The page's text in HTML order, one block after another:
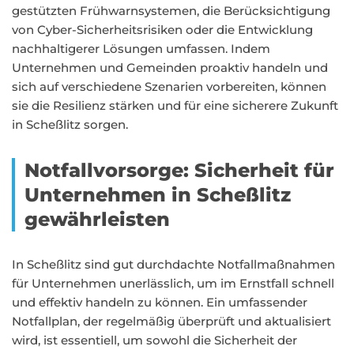
gestützten Frühwarnsystemen, die Berücksichtigung
von Cyber-Sicherheitsrisiken oder die Entwicklung
nachhaltigerer Lösungen umfassen. Indem
Unternehmen und Gemeinden proaktiv handeln und
sich auf verschiedene Szenarien vorbereiten, können
sie die Resilienz stärken und für eine sicherere Zukunft
in Scheßlitz sorgen.
Notfallvorsorge: Sicherheit für
Unternehmen in Scheßlitz
gewährleisten
In Scheßlitz sind gut durchdachte Notfallmaßnahmen
für Unternehmen unerlässlich, um im Ernstfall schnell
und effektiv handeln zu können. Ein umfassender
Notfallplan, der regelmäßig überprüft und aktualisiert
wird, ist essentiell, um sowohl die Sicherheit der